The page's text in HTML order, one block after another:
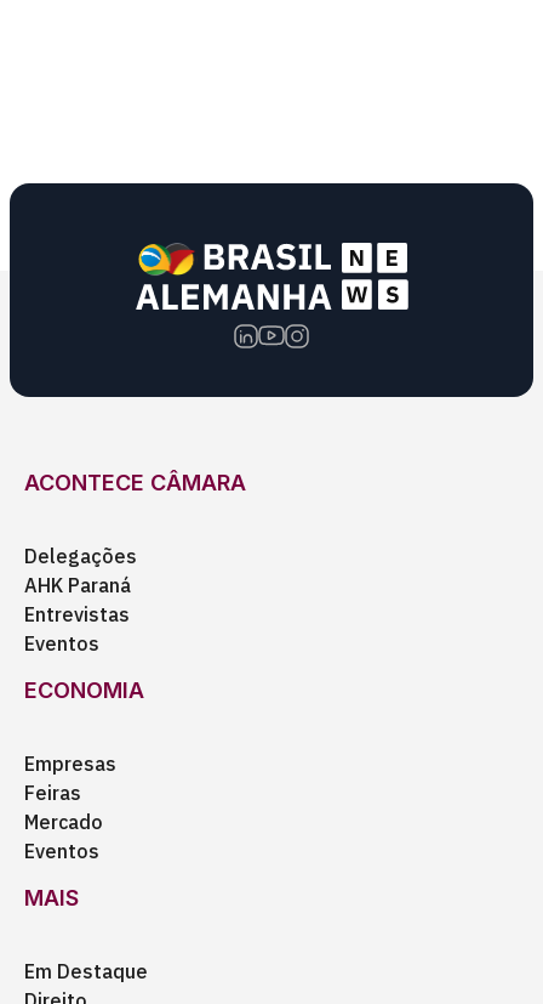
ACONTECE CÂMARA
Delegações
AHK Paraná
Entrevistas
Eventos
ECONOMIA
Empresas
Feiras
Mercado
Eventos
MAIS
Em Destaque